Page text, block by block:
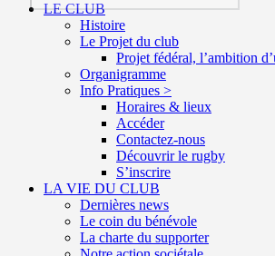
LE CLUB
Histoire
Le Projet du club
Projet fédéral, l’ambition
Organigramme
Info Pratiques >
Horaires & lieux
Accéder
Contactez-nous
Découvrir le rugby
S’inscrire
LA VIE DU CLUB
Dernières news
Le coin du bénévole
La charte du supporter